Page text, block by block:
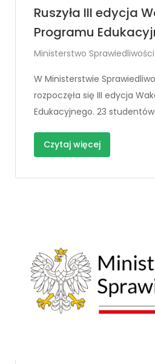
Ruszyła III edycja
Programu
Ministerstwo Sprawiedliwości
W Ministerstwie
rozpoczęła się III edycja
Edukacyjnego. 23
Czytaj więcej